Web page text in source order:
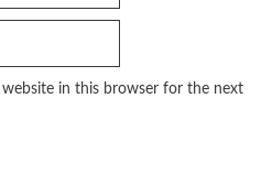
website in this browser for the next